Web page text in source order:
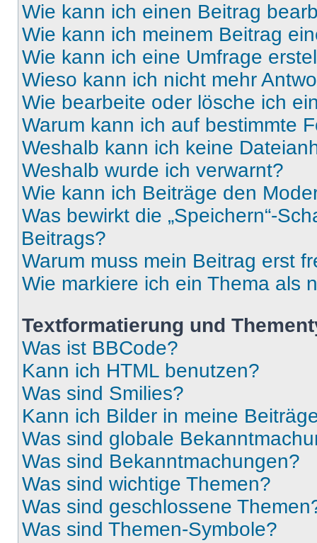
Wie kann ich einen Beitrag
Wie kann ich meinem Beitrag
Wie kann ich eine Umfrage
Wieso kann ich nicht mehr
Wie bearbeite oder lösche ich
Warum kann ich auf bestimmte
Weshalb kann ich keine
Weshalb wurde ich verwarnt?
Wie kann ich Beiträge den
Was bewirkt die „Speichern“-
Beitrags?
Warum muss mein Beitrag erst
Wie markiere ich ein Thema als
Textformatierung und
Was ist BBCode?
Kann ich HTML benutzen?
Was sind Smilies?
Kann ich Bilder in meine
Was sind globale
Was sind Bekanntmachungen?
Was sind wichtige Themen?
Was sind geschlossene
Was sind Themen-Symbole?